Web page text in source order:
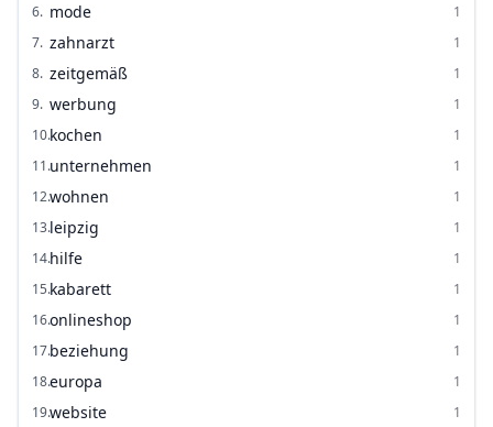
6. mode
1
7. zahnarzt
1
8. zeitgemäß
1
9. werbung
1
10.kochen
1
11.unternehmen
1
12.wohnen
1
13.leipzig
1
14.hilfe
1
15.kabarett
1
16.onlineshop
1
17.beziehung
1
18.europa
1
19.website
1